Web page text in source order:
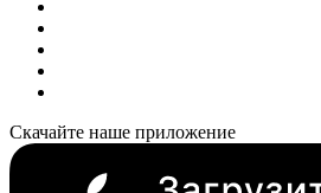
Скачайте наше приложение